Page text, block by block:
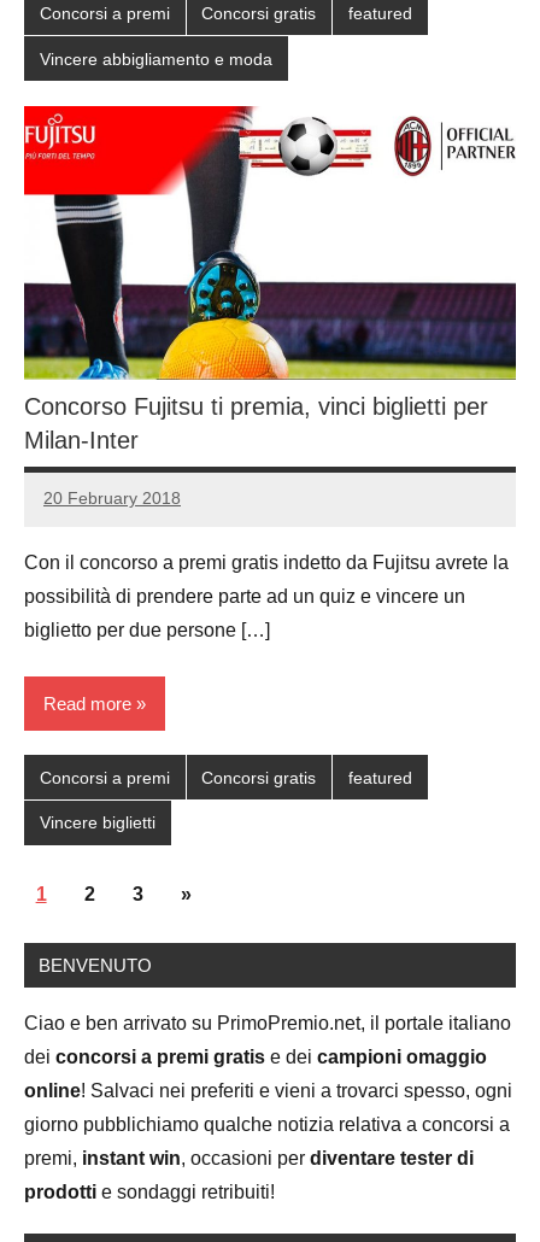
Concorsi a premi Concorsi gratis featured
Vincere abbigliamento e moda
Concorso Fujitsu ti premia, vinci biglietti per
Milan-Inter
20 February 2018
Luca
No
Con il concorso a premi gratis indetto da Fujitsu avrete la
possibilità di prendere parte ad un quiz e vincere un
biglietto per due persone […]
Read more
Concorsi a premi Concorsi gratis featured
Vincere biglietti
Posts
1 2 3
Next
»
BENVENUTO
Ciao e ben arrivato su PrimoPremio.net, il portale italiano
dei concorsi a premi gratis e dei campioni omaggio
online! Salvaci nei preferiti e vieni a trovarci spesso, ogni
giorno pubblichiamo qualche notizia relativa a concorsi a
premi, instant win, occasioni per diventare tester di
prodotti e sondaggi retribuiti!